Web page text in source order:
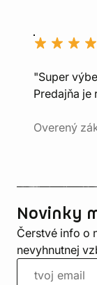
"Super
Predajňa je
Overený
Novinky
Čerstvé info o
nevyhnutnej